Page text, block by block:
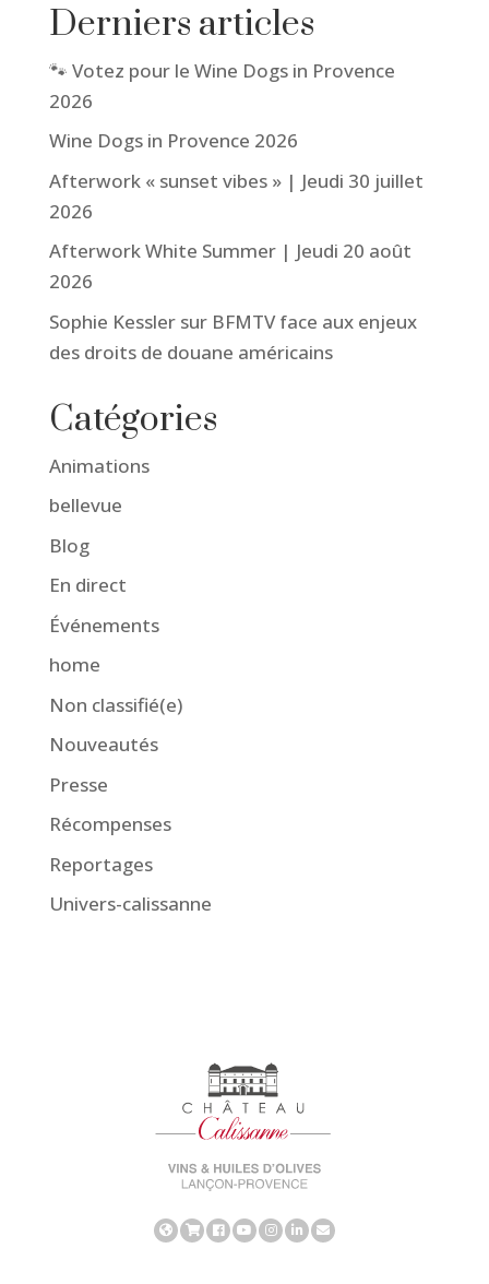
Derniers articles
🐾 Votez pour le Wine Dogs in Provence
2026
Wine Dogs in Provence 2026
Afterwork « sunset vibes » | Jeudi 30 juillet
2026
Afterwork White Summer | Jeudi 20 août
2026
Sophie Kessler sur BFMTV face aux enjeux
des droits de douane américains
Catégories
Animations
bellevue
Blog
En direct
Événements
home
Non classifié(e)
Nouveautés
Presse
Récompenses
Reportages
Univers-calissanne